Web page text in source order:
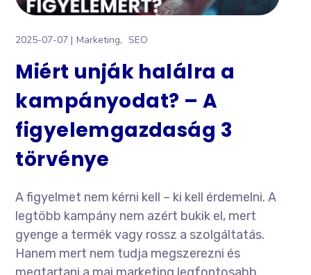
2025-07-07 Marketing SEO
Miért unják halálra a
kampányodat? – A
figyelemgazdaság 3
törvénye
A figyelmet nem kérni kell – ki kell érdemelni. A
legtöbb kampány nem azért bukik el, mert
gyenge a termék vagy rossz a szolgáltatás.
Hanem mert nem tudja megszerezni és
megtartani a mai marketing legfontosabb